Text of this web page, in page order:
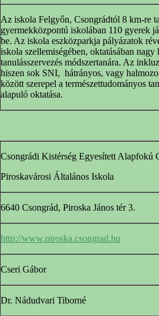
Az iskola Felgyőn, Csongrádtól 8 km-re
gyermekközpontú iskolában 110 gyerek
be. Az iskola eszközparkja pályázatok
iskola szellemiségében, oktatásában
tanulásszervezés módszertanára. Az
hiszen sok SNI, hátrányos, vagy
között szerepel a természettudományos
alapuló oktatása.
Csongrádi Kistérség Egyesített Alapfokú
Piroskavárosi Általános Iskola
6640 Csongrád, Piroska János tér 3.
http://www.piroska.csongrad.hu
Cseri Gábor
Dr. Nádudvari Tiborné